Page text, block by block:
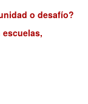
o desafío?